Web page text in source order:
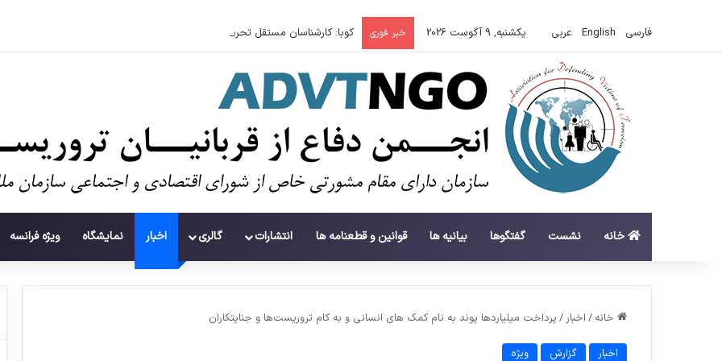
فارسی English عربي یکشنبه, 9 آگوست 2026 خبر فوری
خانه نشست گفتگوها بیانیه ها قوانین و قطعنامه ها انتشارات گالری اخبار نمایشگاه ویژه فرانسه
خانه / اخبار/ پرداخت میلیاردها پوند به نام کمک های انسانی و به کام تروریست‌ها و جنایتکاران
اخبار گزارش ویژه